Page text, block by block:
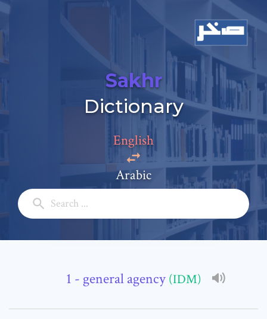
Sakhr
Dictionary
English
Arabic
- general agency (IDM)
Add a comment
Full Name: *
Subject: *